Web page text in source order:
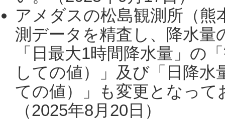
アメダスの松島観測所（熊
測データを精査し、降水
「日最大1時間降水量」の
しての値）」及び「日降
ての値）」も変更となっ
（2025年8月20日）